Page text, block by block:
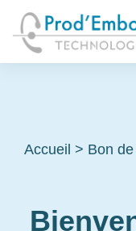
Accueil > Bon